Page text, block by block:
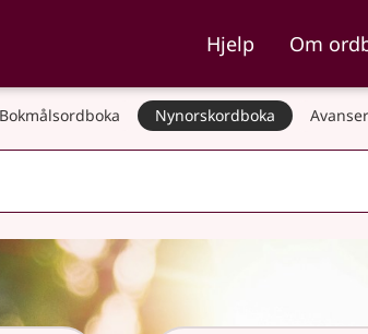
Hjelp Om
Bokmålsordboka Nynorskordboka